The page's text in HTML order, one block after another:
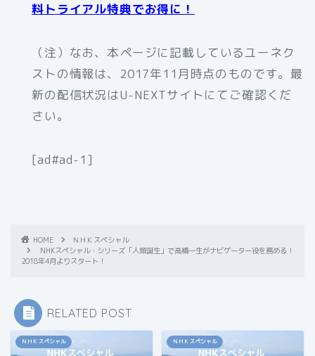
料トライアル特典でお得に！
（注）なお、本ページに記載しているユーネク
ストの情報は、2017年11月時点のものです。最
新の配信状況はU-NEXTサイトにてご確認くだ
さい。
[ad#ad-1]
HOME
ＮＨＫスペシャル
NHKスペシャル・シリーズ「人類誕生」で高橋一生がナビゲーター役を務める！
2018年4月よりスタート！
RELATED POST
ＮＨＫスペシャル ＮＨＫスペシャル